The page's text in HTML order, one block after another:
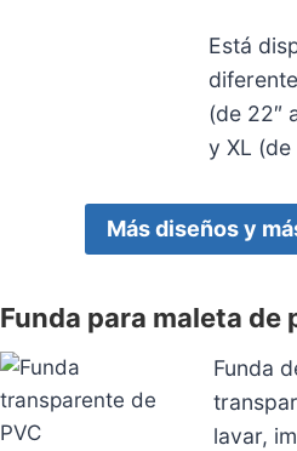
Está
(de 22″
y XL (de
Más diseños y
Funda para maleta de
Funda
lavar,